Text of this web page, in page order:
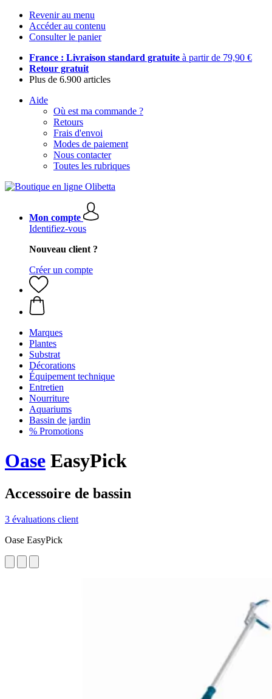
Revenir au menu
Accéder au contenu
Consulter le panier
France : Livraison standard gratuite à partir de 79,90 €
Retour gratuit
Plus de 6.900 articles
Aide
Où est ma commande ?
Retours
Frais d'envoi
Modes de paiement
Nous contacter
Toutes les rubriques
Mon compte
Identifiez-vous
Nouveau client ?
Créer un compte
Marques
Plantes
Substrat
Décorations
Équipement technique
Entretien
Nourriture
Aquariums
Bassin de jardin
% Promotions
Oase EasyPick
Accessoire de bassin
3 évaluations client
Oase EasyPick